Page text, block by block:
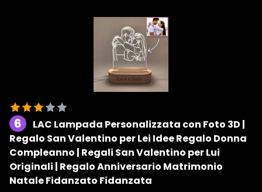
6
LAC Lampada Personalizzata con Foto 3D |
Regalo San Valentino per Lei Idee Regalo Donna
Compleanno | Regali San Valentino per Lui
Originali | Regalo Anniversario Matrimonio
Natale Fidanzato Fidanzata